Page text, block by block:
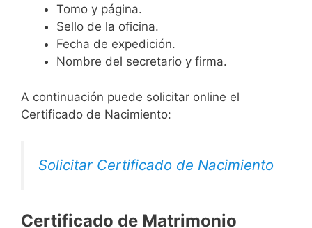
Tomo y página.
Sello de la oficina.
Fecha de expedición.
Nombre del secretario y firma.
A continuación puede solicitar online el
Certificado de Nacimiento:
Solicitar Certificado de Nacimiento
Certificado de Matrimonio